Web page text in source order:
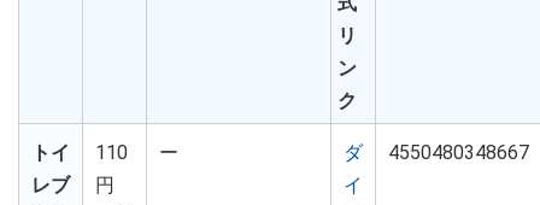
リ
ン
ク
トイ
レブ
110
円
ー
ダ
イ
4550480348667